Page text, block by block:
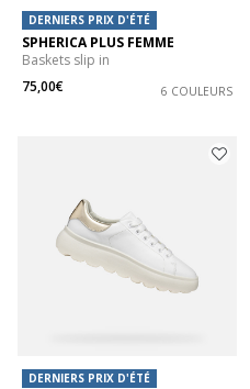
DERNIERS PRIX D'ÉTÉ
SPHERICA PLUS FEMME
Baskets slip in
75,00€
6 COULEURS
DERNIERS PRIX D'ÉTÉ